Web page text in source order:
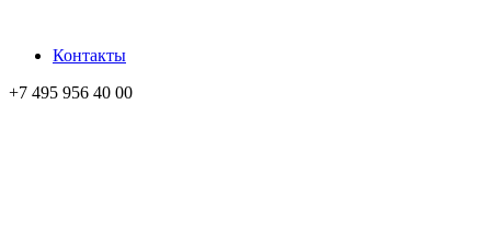
Контакты
+7 495 956 40 00